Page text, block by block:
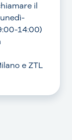
il
14:00)
e ZTL